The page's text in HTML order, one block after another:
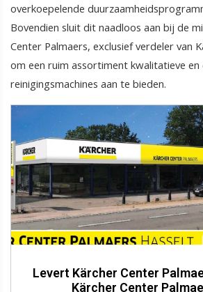
overkoepelende
Bovendien sluit dit naadloos aan bij de
Center Palmaers, exclusief verdeler van
om een ruim assortiment kwalitatieve en
reinigingsmachines aan te bieden.
Levert Kärcher Center
Kärcher Center